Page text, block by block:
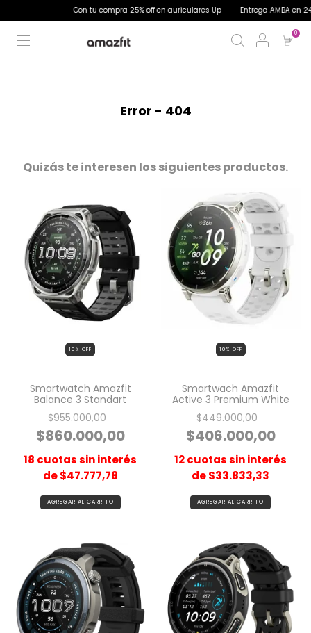
Con tu compra 25% off en auriculares Up Entrega AMBA en
0
Error - 404
Quizás te interesen los siguientes productos.
10 % OFF
Smartwatch Amazfit
Balance 3 Standart
$955.000,00
$860.000,00
18 cuotas sin interés
de$47.777,78
10 % OFF
Smartwach Amazfit
Active 3 Premium White
$449.000,00
$406.000,00
12cuotas sin interés
de$33.833,33